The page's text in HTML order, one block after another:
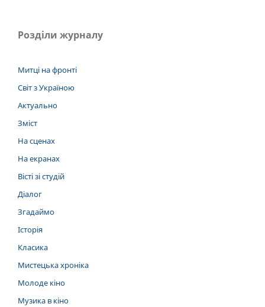
Розділи журналу
Митці на фронті
Світ з Україною
Актуально
Зміст
На сценах
На екранах
Вісті зі студій
Діалог
Згадаймо
Історія
Класика
Мистецька хроніка
Молоде кіно
Музика в кіно